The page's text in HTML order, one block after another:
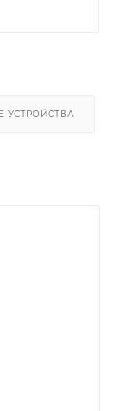
УСТРОЙСТВА